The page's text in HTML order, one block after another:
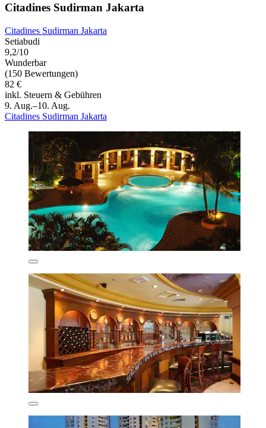
Citadines Sudirman Jakarta
Citadines Sudirman Jakarta
Setiabudi
9,2/10
Wunderbar
(150 Bewertungen)
82 €
inkl. Steuern & Gebühren
9. Aug.–10. Aug.
Citadines Sudirman Jakarta